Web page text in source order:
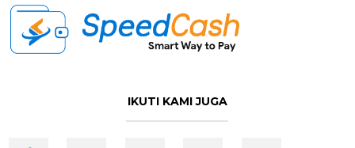
IKUTI KAMI JUGA